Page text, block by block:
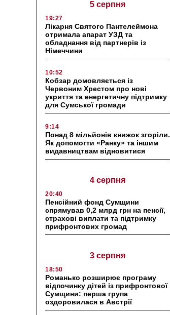
5 серпня
19:27
Лікарня Святого Пантелеймона
отримала апарат УЗД та
обладнання від партнерів із
Німеччини
10:52
Кобзар домовляється із
Червоним Хрестом про нові
укриття та енергетичну підтримку
для Сумської громади
9:14
Понад 8 мільйонів книжок згоріли.
Як допомогти «Ранку» та іншим
видавництвам відновитися
4 серпня
20:40
Пенсійний фонд Сумщини
спрямував 0,2 млрд грн на пенсії,
страхові виплати та підтримку
прифронтових громад
3 серпня
18:50
Романько розширює програму
відпочинку дітей із прифронтової
Сумщини: перша група
оздоровилася в Австрії